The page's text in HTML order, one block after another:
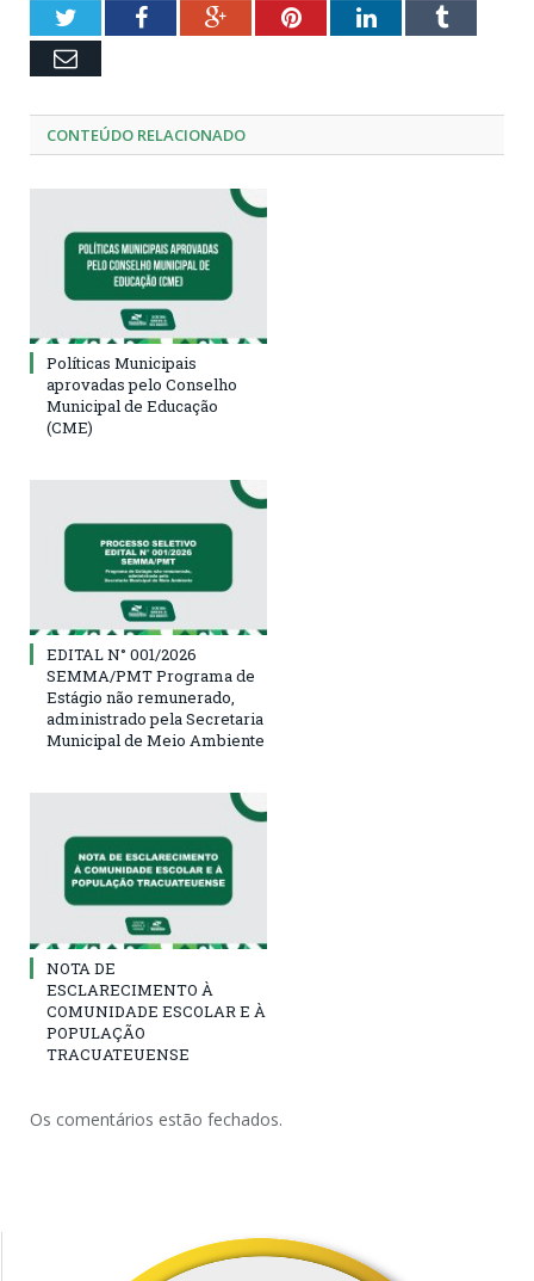
TwitterFacebookGoogle+PinterestLinkedInTumblr
Email
CONTEÚDO RELACIONADO
Políticas Municipais
aprovadas pelo Conselho
Municipal de Educação
(CME)
EDITAL N° 001/2026
SEMMA/PMT Programa de
Estágio não remunerado,
administrado pela Secretaria
Municipal de Meio Ambiente
NOTA DE
ESCLARECIMENTO À
COMUNIDADE ESCOLAR E À
POPULAÇÃO
TRACUATEUENSE
Os comentários estão fechados.